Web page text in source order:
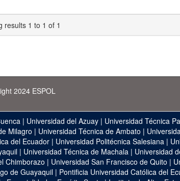
results 1 to 1 of 1
2024 ESPOL
| Universidad del Azuay | Universidad Técnica
Milagro | Universidad Técnica de Ambato |
del Ecuador| Universidad Politécnica Salesiana|
| Universidad Técnica de Machala | Universidad
Chimborazo | Universidad San Francisco de Quito |
de Guayaquil | Pontificia Universidad Católica del